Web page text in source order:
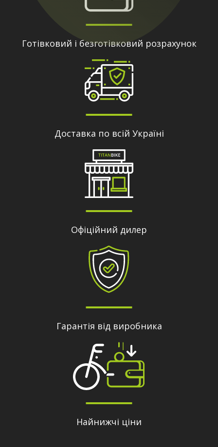
Готівковий і безготівковий розрахунок
Доставка по всій Україні
Офіційний дилер
Гарантія від виробника
Найнижчі ціни